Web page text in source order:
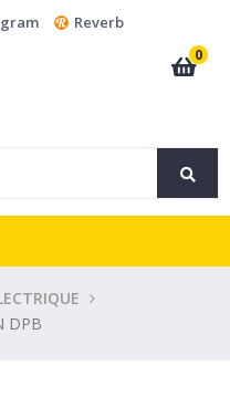
Reverb
0
DPB